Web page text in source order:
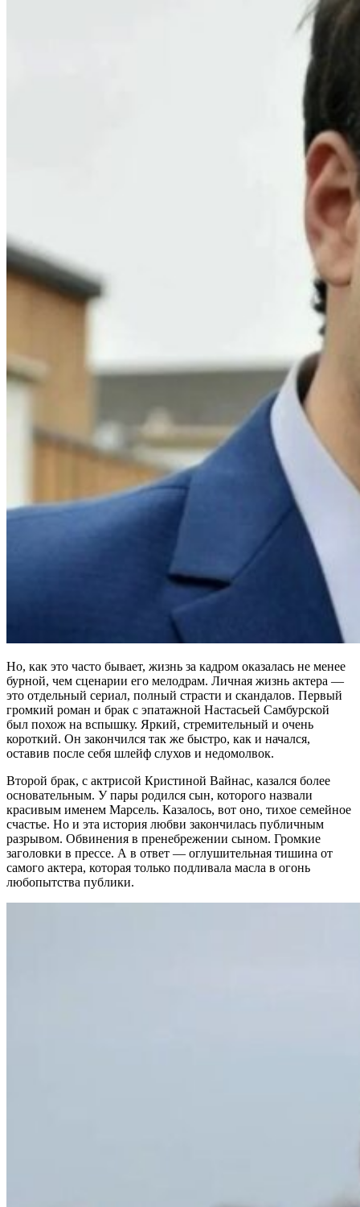
Но, как это часто бывает, жизнь за кадром оказалась не менее
бурной, чем сценарии его мелодрам. Личная жизнь актера —
это отдельный сериал, полный страсти и скандалов. Первый
громкий роман и брак с эпатажной Настасьей Самбурской
был похож на вспышку. Яркий, стремительный и очень
короткий. Он закончился так же быстро, как и начался,
оставив после себя шлейф слухов и недомолвок.
Второй брак, с актрисой Кристиной Вайнас, казался более
основательным. У пары родился сын, которого назвали
красивым именем Марсель. Казалось, вот оно, тихое семейное
счастье. Но и эта история любви закончилась публичным
разрывом. Обвинения в пренебрежении сыном. Громкие
заголовки в прессе. А в ответ — оглушительная тишина от
самого актера, которая только подливала масла в огонь
любопытства публики.